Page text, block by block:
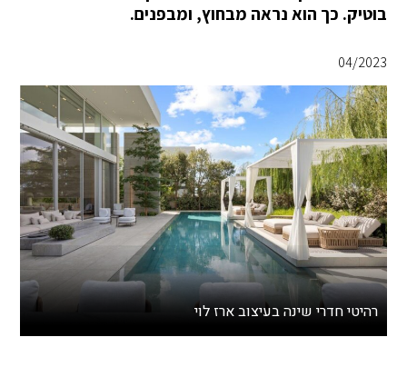
בוטיק. כך הוא נראה מבחוץ, ומבפנים.
04/2023
רהיטי חדרי שינה בעיצוב ארז לוי